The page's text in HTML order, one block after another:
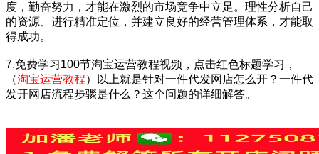
度，勤奋努力，才能在激烈的市场竞争中立足。理性分析自己
的资源、进行精准定位，并建立良好的经营管理体系，才能取
得成功。
7.免费学习100节淘宝运营教程视频，点击红色标题学习，
（淘宝运营教程）以上就是针对一件代发网店怎么开？一件代
发开网店流程步骤是什么？ 这个问题的详细解答。